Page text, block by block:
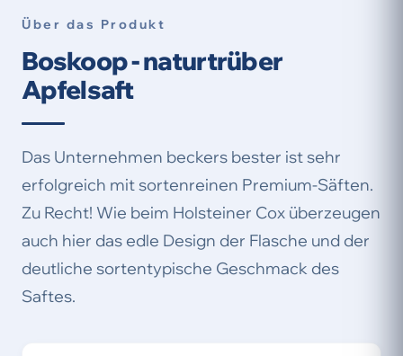
Über das Produkt
Boskoop - naturtrüber
Apfelsaft
Das Unternehmen beckers bester ist sehr
erfolgreich mit sortenreinen Premium-Säften.
Zu Recht! Wie beim Holsteiner Cox überzeugen
auch hier das edle Design der Flasche und der
deutliche sortentypische Geschmack des
Saftes.